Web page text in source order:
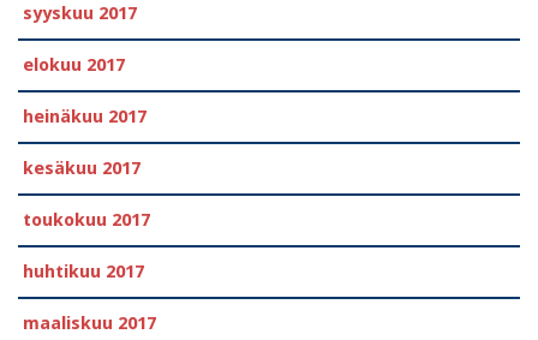
syyskuu 2017
elokuu 2017
heinäkuu 2017
kesäkuu 2017
toukokuu 2017
huhtikuu 2017
maaliskuu 2017